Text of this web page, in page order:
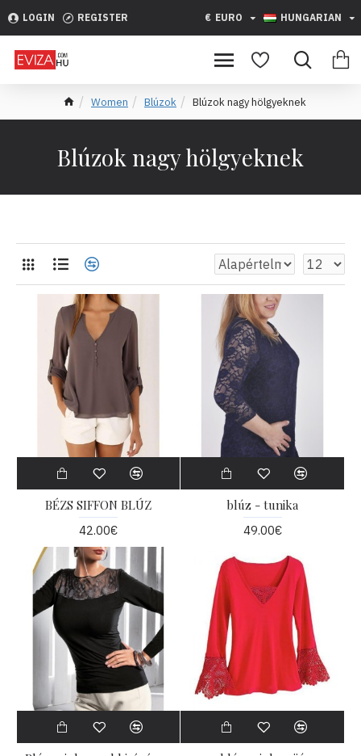
LOGIN REGISTER € EURO HUNGARIAN
Women Blúzok Blúzok nagy hölgyeknek
Blúzok nagy hölgyeknek
BÉZS SIFFON BLÚZ
42.00€
blúz - tunika
49.00€